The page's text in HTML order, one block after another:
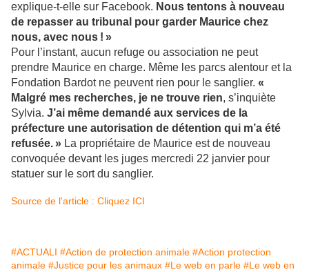
explique-t-elle sur Facebook. Nous tentons à nouveau
de repasser au tribunal pour garder Maurice chez
nous, avec nous ! »
Pour l’instant, aucun refuge ou association ne peut
prendre Maurice en charge. Même les parcs alentour et la
Fondation Bardot ne peuvent rien pour le sanglier. «
Malgré mes recherches, je ne trouve rien, s’inquiète
Sylvia. J’ai même demandé aux services de la
préfecture une autorisation de détention qui m’a été
refusée. » La propriétaire de Maurice est de nouveau
convoquée devant les juges mercredi 22 janvier pour
statuer sur le sort du sanglier.
Source de l'article : Cliquez ICI
#ACTUALI #Action de protection animale #Action protection
animale #Justice pour les animaux #Le web en parle #Le web en